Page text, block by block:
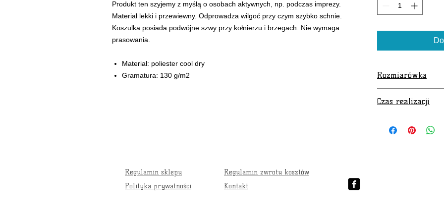
Produkt ten szyjemy z myślą o osobach aktywnych, np. podczas imprezy.
Materiał lekki i przewiewny. Odprowadza wilgoć przy czym szybko schnie.
Koszulka posiada podwójne szwy przy kołnierzu i brzegach. Nie wymaga
prasowania.
Materiał: poliester cool dry
Gramatura: 130 g/m2
Rozmiarówka
Czas realizacji
wydłużony i
Regulamin sklepu
Polityka prywatności
Regulamin zwrotu kosztów
Kontakt